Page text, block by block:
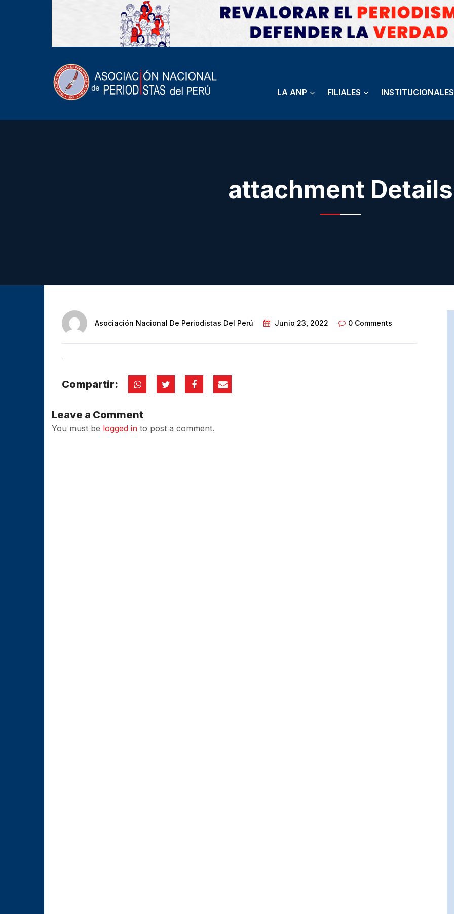
LA ANP FILIALES INSTITUCIONALES
attachment Details
Asociación Nacional De Periodistas Del Perú Junio 23, 2022 0 Comments
Compartir:
Leave a Comment
You must be logged in to post a comment.